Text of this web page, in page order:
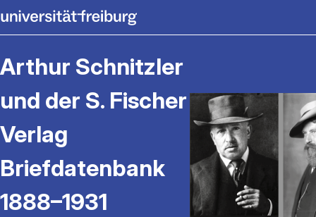
Arthur Schnitzler
und der S. Fischer
Verlag
Briefdatenbank
1888–1931